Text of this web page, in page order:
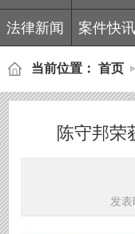
法律新闻 案件快讯
当前位置：首页
陈守邦荣
发表